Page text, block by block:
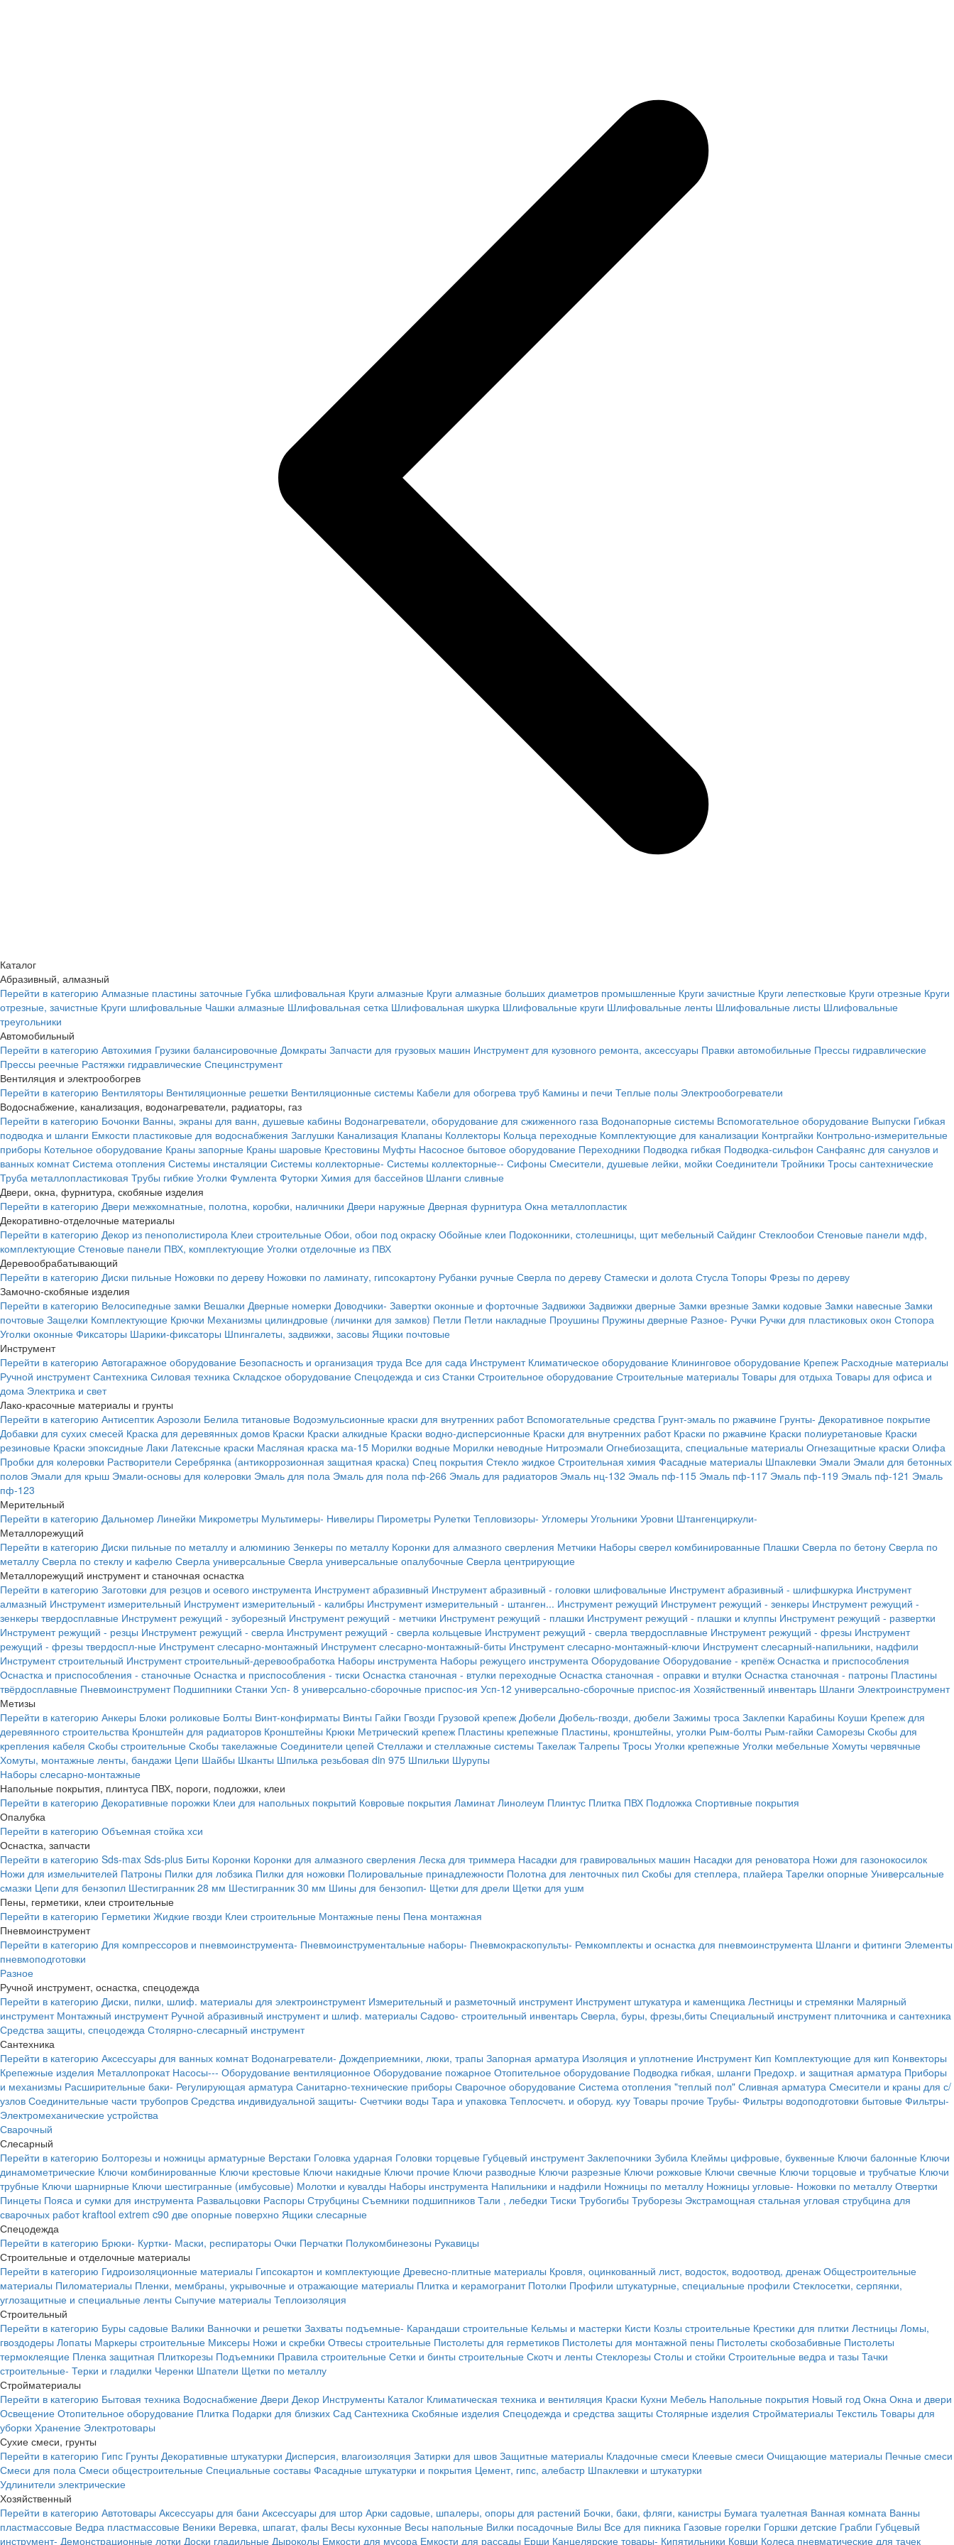
Каталог
Абразивный, алмазный
Перейти в категорию Алмазные пластины заточные Губка шлифовальная Круги алмазные Круги алмазные больших диаметров промышленные Круги зачистные Круги лепестковые Круги отрезные Круги
отрезные, зачистные Круги шлифовальные Чашки алмазные Шлифовальная сетка Шлифовальная шкурка Шлифовальные круги Шлифовальные ленты Шлифовальные листы Шлифовальные
треугольники
Автомобильный
Перейти в категорию Автохимия Грузики балансировочные Домкраты Запчасти для грузовых машин Инструмент для кузовного ремонта, аксессуары Правки автомобильные Прессы гидравлические
Прессы реечные Растяжки гидравлические Специнструмент
Вентиляция и электрообогрев
Перейти в категорию Вентиляторы Вентиляционные решетки Вентиляционные системы Кабели для обогрева труб Камины и печи Теплые полы Электрообогреватели
Водоснабжение, канализация, водонагреватели, радиаторы, газ
Перейти в категорию Бочонки Ванны, экраны для ванн, душевые кабины Водонагреватели, оборудование для сжиженного газа Водонапорные системы Вспомогательное оборудование Выпуски Гибкая
подводка и шланги Емкости пластиковые для водоснабжения Заглушки Канализация Клапаны Коллекторы Кольца переходные Комплектующие для канализации Контргайки Контрольно-измерительные
приборы Котельное оборудование Краны запорные Краны шаровые Крестовины Муфты Насосное бытовое оборудование Переходники Подводка гибкая Подводка-сильфон Санфаянс для санузлов и
ванных комнат Система отопления Системы инсталяции Системы коллекторные- Системы коллекторные-- Сифоны Смесители, душевые лейки, мойки Соединители Тройники Тросы сантехнические
Труба металлопластиковая Трубы гибкие Уголки Фумлента Футорки Химия для бассейнов Шланги сливные
Двери, окна, фурнитура, скобяные изделия
Перейти в категорию Двери межкомнатные, полотна, коробки, наличники Двери наружные Дверная фурнитура Окна металлопластик
Декоративно-отделочные материалы
Перейти в категорию Декор из пенополистирола Клеи строительные Обои, обои под окраску Обойные клеи Подоконники, столешницы, щит мебельный Сайдинг Стеклообои Стеновые панели мдф,
комплектующие Стеновые панели ПВХ, комплектующие Уголки отделочные из ПВХ
Деревообрабатывающий
Перейти в категорию Диски пильные Ножовки по дереву Ножовки по ламинату, гипсокартону Рубанки ручные Сверла по дереву Стамески и долота Стусла Топоры Фрезы по дереву
Замочно-скобяные изделия
Перейти в категорию Велосипедные замки Вешалки Дверные номерки Доводчики- Завертки оконные и форточные Задвижки Задвижки дверные Замки врезные Замки кодовые Замки навесные Замки
почтовые Защелки Комплектующие Крючки Механизмы цилиндровые (личинки для замков) Петли Петли накладные Проушины Пружины дверные Разное- Ручки Ручки для пластиковых окон Стопора
Уголки оконные Фиксаторы Шарики-фиксаторы Шпингалеты, задвижки, засовы Ящики почтовые
Инструмент
Перейти в категорию Автогаражное оборудование Безопасность и организация труда Все для сада Инструмент Климатическое оборудование Клининговое оборудование Крепеж Расходные материалы
Ручной инструмент Сантехника Силовая техника Складское оборудование Спецодежда и сиз Станки Строительное оборудование Строительные материалы Товары для отдыха Товары для офиса и
дома Электрика и свет
Лако-красочные материалы и грунты
Перейти в категорию Антисептик Аэрозоли Белила титановые Водоэмульсионные краски для внутренних работ Вспомогательные средства Грунт-эмаль по ржавчине Грунты- Декоративное покрытие
Добавки для сухих смесей Краска для деревянных домов Краски Краски алкидные Краски водно-дисперсионные Краски для внутренних работ Краски по ржавчине Краски полиуретановые Краски
резиновые Краски эпоксидные Лаки Латексные краски Масляная краска ма-15 Морилки водные Морилки неводные Нитроэмали Огнебиозащита, специальные материалы Огнезащитные краски Олифа
Пробки для колеровки Растворители Серебрянка (антикоррозионная защитная краска) Спец покрытия Стекло жидкое Строительная химия Фасадные материалы Шпаклевки Эмали Эмали для бетонных
полов Эмали для крыш Эмали-основы для колеровки Эмаль для пола Эмаль для пола пф-266 Эмаль для радиаторов Эмаль нц-132 Эмаль пф-115 Эмаль пф-117 Эмаль пф-119 Эмаль пф-121 Эмаль
пф-123
Мерительный
Перейти в категорию Дальномер Линейки Микрометры Мультимеры- Нивелиры Пирометры Рулетки Тепловизоры- Угломеры Угольники Уровни Штангенциркули-
Металлорежущий
Перейти в категорию Диски пильные по металлу и алюминию Зенкеры по металлу Коронки для алмазного сверления Метчики Наборы сверел комбинированные Плашки Сверла по бетону Сверла по
металлу Сверла по стеклу и кафелю Сверла универсальные Сверла универсальные опалубочные Сверла центрирующие
Металлорежущий инструмент и станочная оснастка
Перейти в категорию Заготовки для резцов и осевого инструмента Инструмент абразивный Инструмент абразивный - головки шлифовальные Инструмент абразивный - шлифшкурка Инструмент
алмазный Инструмент измерительный Инструмент измерительный - калибры Инструмент измерительный - штанген... Инструмент режущий Инструмент режущий - зенкеры Инструмент режущий -
зенкеры твердосплавные Инструмент режущий - зуборезный Инструмент режущий - метчики Инструмент режущий - плашки Инструмент режущий - плашки и клуппы Инструмент режущий - развертки
Инструмент режущий - резцы Инструмент режущий - сверла Инструмент режущий - сверла кольцевые Инструмент режущий - сверла твердосплавные Инструмент режущий - фрезы Инструмент
режущий - фрезы твердоспл-ные Инструмент слесарно-монтажный Инструмент слесарно-монтажный-биты Инструмент слесарно-монтажный-ключи Инструмент слесарный-напильники, надфили
Инструмент строительный Инструмент строительный-деревообработка Наборы инструмента Наборы режущего инструмента Оборудование Оборудование - крепёж Оснастка и приспособления
Оснастка и приспособления - станочные Оснастка и приспособления - тиски Оснастка станочная - втулки переходные Оснастка станочная - оправки и втулки Оснастка станочная - патроны Пластины
твёрдосплавные Пневмоинструмент Подшипники Станки Усп- 8 универсально-сборочные приспос-ия Усп-12 универсально-сборочные приспос-ия Хозяйственный инвентарь Шланги Электроинструмент
Метизы
Перейти в категорию Анкеры Блоки роликовые Болты Винт-конфирматы Винты Гайки Гвозди Грузовой крепеж Дюбели Дюбель-гвозди, дюбели Зажимы троса Заклепки Карабины Коуши Крепеж для
деревянного строительства Кронштейн для радиаторов Кронштейны Крюки Метрический крепеж Пластины крепежные Пластины, кронштейны, уголки Рым-болты Рым-гайки Саморезы Скобы для
крепления кабеля Скобы строительные Скобы такелажные Соединители цепей Стеллажи и стеллажные системы Такелаж Талрепы Тросы Уголки крепежные Уголки мебельные Хомуты червячные
Хомуты, монтажные ленты, бандажи Цепи Шайбы Шканты Шпилька резьбовая din 975 Шпильки Шурупы
Наборы слесарно-монтажные
Напольные покрытия, плинтуса ПВХ, пороги, подложки, клеи
Перейти в категорию Декоративные порожки Клеи для напольных покрытий Ковровые покрытия Ламинат Линолеум Плинтус Плитка ПВХ Подложка Спортивные покрытия
Опалубка
Перейти в категорию Объемная стойка хси
Оснастка, запчасти
Перейти в категорию Sds-max Sds-plus Биты Коронки Коронки для алмазного сверления Леска для триммера Насадки для гравировальных машин Насадки для реноватора Ножи для газонокосилок
Ножи для измельчителей Патроны Пилки для лобзика Пилки для ножовки Полировальные принадлежности Полотна для ленточных пил Скобы для степлера, плайера Тарелки опорные Универсальные
смазки Цепи для бензопил Шестигранник 28 мм Шестигранник 30 мм Шины для бензопил- Щетки для дрели Щетки для ушм
Пены, герметики, клеи строительные
Перейти в категорию Герметики Жидкие гвозди Клеи строительные Монтажные пены Пена монтажная
Пневмоинструмент
Перейти в категорию Для компрессоров и пневмоинструмента- Пневмоинструментальные наборы- Пневмокраскопульты- Ремкомплекты и оснастка для пневмоинструмента Шланги и фитинги Элементы
пневмоподготовки
Разное
Ручной инструмент, оснастка, спецодежда
Перейти в категорию Диски, пилки, шлиф. материалы для электроинструмент Измерительный и разметочный инструмент Инструмент штукатура и каменщика Лестницы и стремянки Малярный
инструмент Монтажный инструмент Ручной абразивный инструмент и шлиф. материалы Садово- строительный инвентарь Сверла, буры, фрезы,биты Специальный инструмент плиточника и сантехника
Средства защиты, спецодежда Столярно-слесарный инструмент
Сантехника
Перейти в категорию Аксессуары для ванных комнат Водонагреватели- Дождеприемники, люки, трапы Запорная арматура Изоляция и уплотнение Инструмент Кип Комплектующие для кип Конвекторы
Крепежные изделия Металлопрокат Насосы--- Оборудование вентиляционное Оборудование пожарное Отопительное оборудование Подводка гибкая, шланги Предохр. и защитная арматура Приборы
и механизмы Расширительные баки- Регулирующая арматура Санитарно-технические приборы Сварочное оборудование Система отопления "теплый пол" Сливная арматура Смесители и краны для с/
узлов Соединительные части трубопров Средства индивидуальной защиты- Счетчики воды Тара и упаковка Теплосчетч. и оборуд. куу Товары прочие Трубы- Фильтры водоподготовки бытовые Фильтры-
Электромеханические устройства
Сварочный
Слесарный
Перейти в категорию Болторезы и ножницы арматурные Верстаки Головка ударная Головки торцевые Губцевый инструмент Заклепочники Зубила Клеймы цифровые, буквенные Ключи балонные Ключи
динамометрические Ключи комбинированные Ключи крестовые Ключи накидные Ключи прочие Ключи разводные Ключи разрезные Ключи рожковые Ключи свечные Ключи торцовые и трубчатые Ключи
трубные Ключи шарнирные Ключи шестигранные (имбусовые) Молотки и кувалды Наборы инструмента Напильники и надфили Ножницы по металлу Ножницы угловые- Ножовки по металлу Отвертки
Пинцеты Пояса и сумки для инструмента Развальцовки Распоры Струбцины Съемники подшипников Тали , лебедки Тиски Трубогибы Труборезы Экстрамощная стальная угловая струбцина для
сварочных работ kraftool extrem c90 две опорные поверхно Ящики слесарные
Спецодежда
Перейти в категорию Брюки- Куртки- Маски, респираторы Очки Перчатки Полукомбинезоны Рукавицы
Строительные и отделочные материалы
Перейти в категорию Гидроизоляционные материалы Гипсокартон и комплектующие Древесно-плитные материалы Кровля, оцинкованный лист, водосток, водоотвод, дренаж Общестроительные
материалы Пиломатериалы Пленки, мембраны, укрывочные и отражающие материалы Плитка и керамогранит Потолки Профили штукатурные, специальные профили Стеклосетки, серпянки,
углозащитные и специальные ленты Сыпучие материалы Теплоизоляция
Строительный
Перейти в категорию Буры садовые Валики Ванночки и решетки Захваты подъемные- Карандаши строительные Кельмы и мастерки Кисти Козлы строительные Крестики для плитки Лестницы Ломы,
гвоздодеры Лопаты Маркеры строительные Миксеры Ножи и скребки Отвесы строительные Пистолеты для герметиков Пистолеты для монтажной пены Пистолеты скобозабивные Пистолеты
термоклеящие Пленка защитная Плиткорезы Подъемники Правила строительные Сетки и бинты строительные Скотч и ленты Стеклорезы Столы и стойки Строительные ведра и тазы Тачки
строительные- Терки и гладилки Черенки Шпатели Щетки по металлу
Стройматериалы
Перейти в категорию Бытовая техника Водоснабжение Двери Декор Инструменты Каталог Климатическая техника и вентиляция Краски Кухни Мебель Напольные покрытия Новый год Окна Окна и двери
Освещение Отопительное оборудование Плитка Подарки для близких Сад Сантехника Скобяные изделия Спецодежда и средства защиты Столярные изделия Стройматериалы Текстиль Товары для
уборки Хранение Электротовары
Сухие смеси, грунты
Перейти в категорию Гипс Грунты Декоративные штукатурки Дисперсия, влагоизоляция Затирки для швов Защитные материалы Кладочные смеси Клеевые смеси Очищающие материалы Печные смеси
Смеси для пола Смеси общестроительные Специальные составы Фасадные штукатурки и покрытия Цемент, гипс, алебастр Шпаклевки и штукатурки
Удлинители электрические
Хозяйственный
Перейти в категорию Автотовары Аксессуары для бани Аксессуары для штор Арки садовые, шпалеры, опоры для растений Бочки, баки, фляги, канистры Бумага туалетная Ванная комната Ванны
пластмассовые Ведра пластмассовые Веники Веревка, шпагат, фалы Весы кухонные Весы напольные Вилки посадочные Вилы Все для пикника Газовые горелки Горшки детские Грабли Губцевый
инструмент- Демонстрационные лотки Доски гладильные Дыроколы Емкости для мусора Емкости для рассады Ерши Канцелярские товары- Кипятильники Ковши Колеса пневматические для тачек